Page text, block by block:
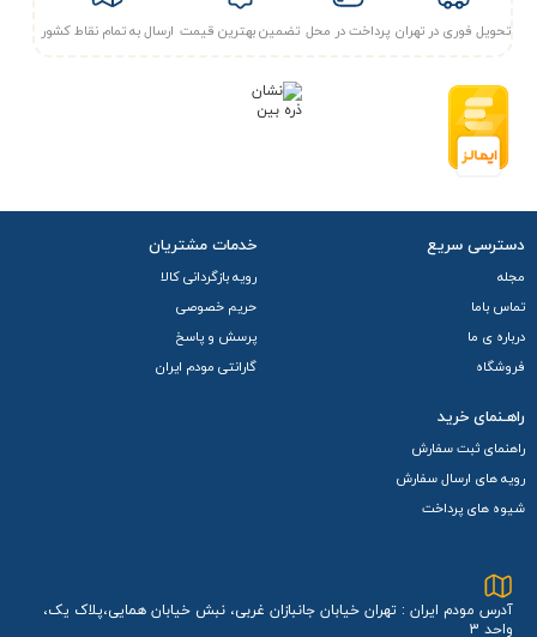
تحویل فوری در تهران پرداخت در محل تضمین بهترین قیمت ارسال به تمام نقاط کشور
دسترسی سریع
مجله
تماس باما
درباره ی ما
فروشگاه
خدمات مشتریان
رویه بازگردانی کالا
حریم خصوصی
پرسش و پاسخ
گارانتی مودم ایران
راهـنمای خرید
راهنمای ثبت سفارش
رویه های ارسال سفارش
شیوه های پرداخت
آدرس مودم ایران : تهران خیابان جانبازان غربی، نبش خیابان همایی،پلاک یک،
واحد 3